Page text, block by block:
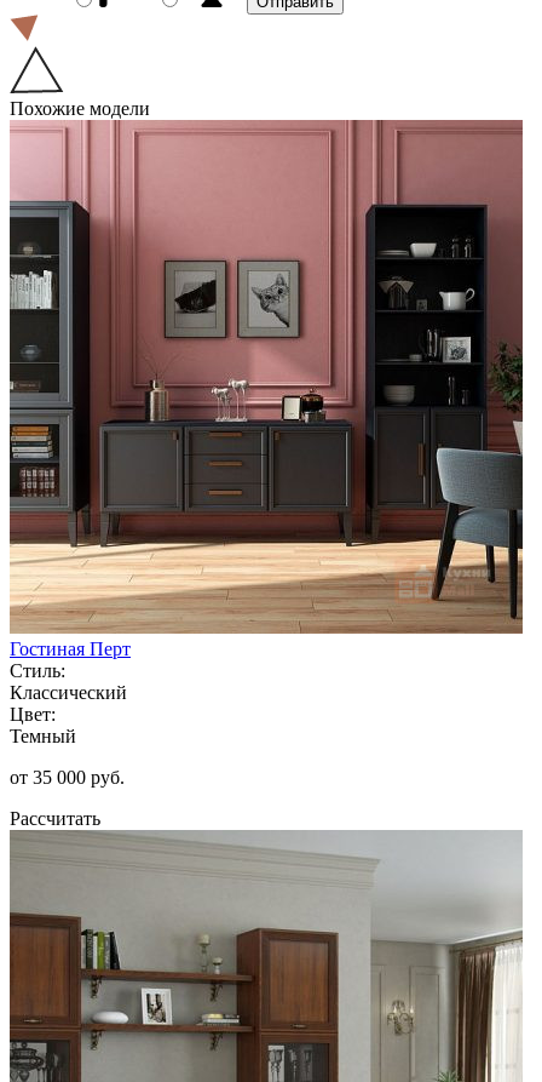
Похожие модели
Гостиная Перт
Стиль:
Классический
Цвет:
Темный
от 35 000 руб.
Рассчитать